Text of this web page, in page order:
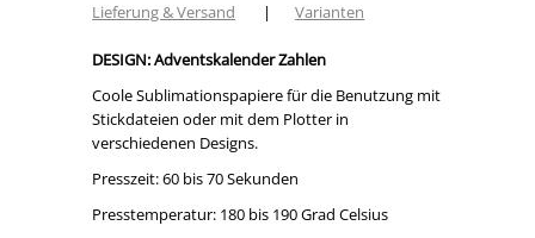
Lieferung & Versand | Varianten
DESIGN: Adventskalender Zahlen
Coole Sublimationspapiere für die Benutzung mit
Stickdateien oder mit dem Plotter in
verschiedenen Designs.
Presszeit: 60 bis 70 Sekunden
Presstemperatur: 180 bis 190 Grad Celsius